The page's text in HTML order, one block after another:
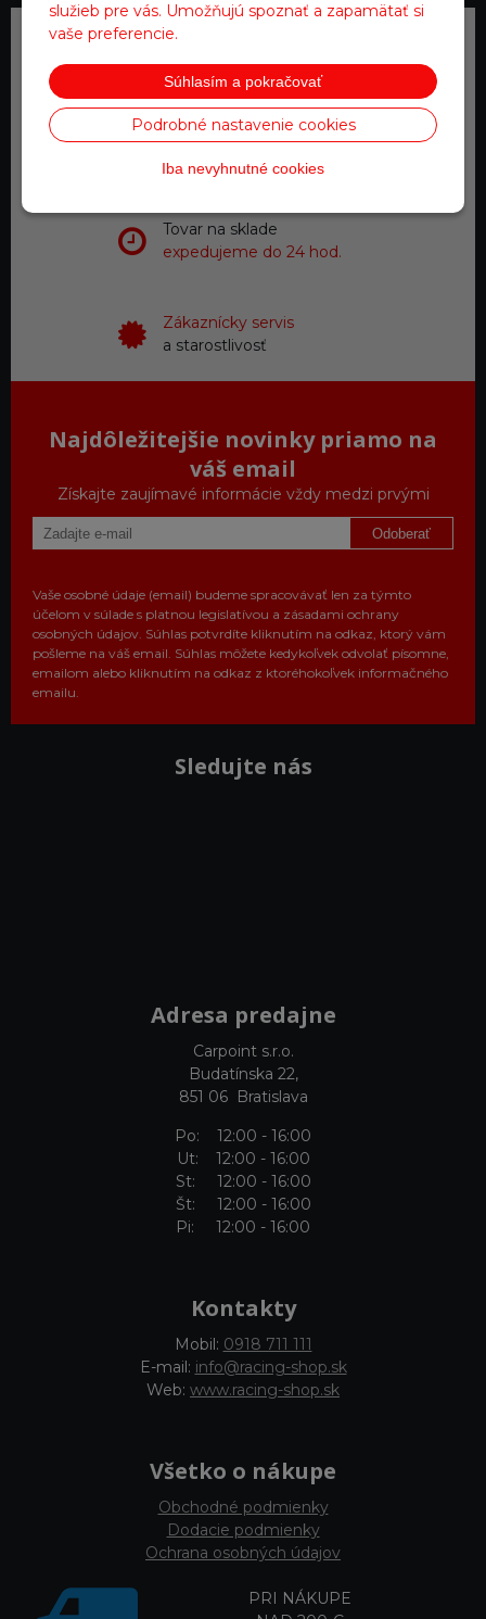
služieb pre vás. Umožňujú spoznať a zapamätať si
vaše preferencie.
Súhlasím a pokračovať
Podrobné nastavenie cookies
Iba nevyhnutné cookies
Telefonické objednávky
0918 711 111
Doprava zadarmo
pre objednávky nad 200 €
Tovar na sklade
expedujeme do 24 hod.
Zákaznícky servis
a starostlivosť
Najdôležitejšie novinky priamo na
váš email
Získajte zaujímavé informácie vždy medzi prvými
Odoberať
Vaše osobné údaje (email) budeme spracovávať len za týmto
účelom v súlade s platnou legislatívou a zásadami ochrany
osobných údajov. Súhlas potvrdíte kliknutím na odkaz, ktorý vám
pošleme na váš email. Súhlas môžete kedykoľvek odvolať písomne,
emailom alebo kliknutím na odkaz z ktoréhokoľvek informačného
emailu.
Sledujte nás
Adresa predajne
Carpoint s.r.o.
Budatínska 22,
851 06 Bratislava
Po: 12:00 - 16:00
Ut: 12:00 - 16:00
St: 12:00 - 16:00
Št: 12:00 - 16:00
Pi: 12:00 - 16:00
Kontakty
Mobil: 0918 711 111
E-mail: info@racing-shop.sk
Web: www.racing-shop.sk
Všetko o nákupe
Obchodné podmienky
Dodacie podmienky
Ochrana osobných údajov
PRI NÁKUPE